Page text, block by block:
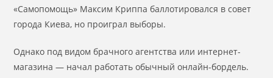
«Самопомощь» Максим Криппа баллотировался в совет
города Киева, но проиграл выборы.
Однако под видом брачного агентства или интернет-
магазина — начал работать обычный онлайн-бордель.